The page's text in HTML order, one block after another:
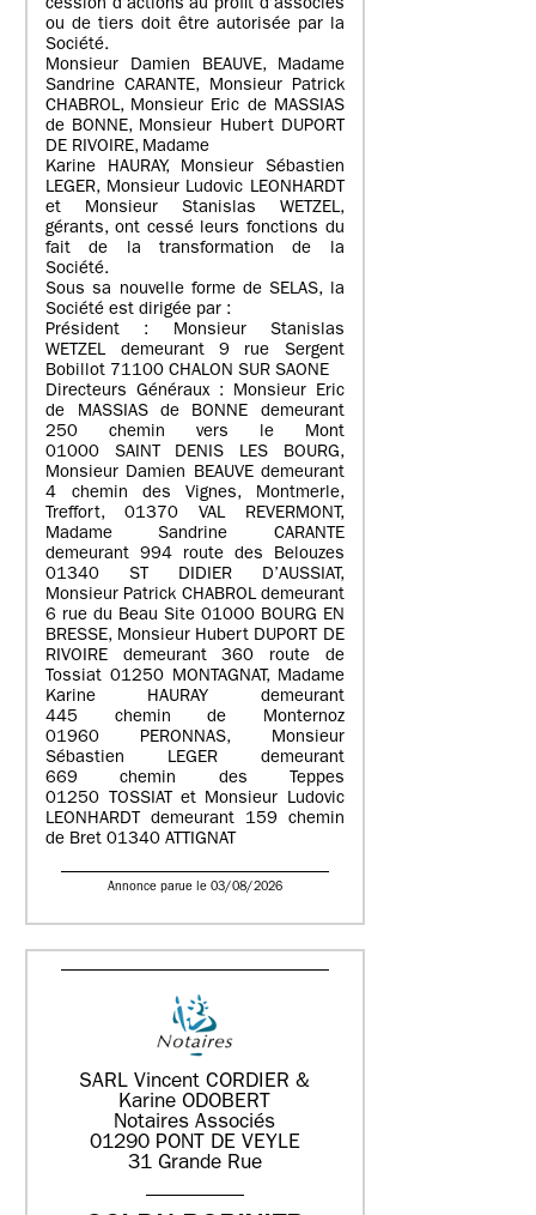
cession d’actions au profit d’associés
ou de tiers doit être autorisée par la
Société.
Monsieur Damien BEAUVE, Madame
Sandrine CARANTE, Monsieur Patrick
CHABROL, Monsieur Eric de MASSIAS
de BONNE, Monsieur Hubert DUPORT
DE RIVOIRE, Madame
Karine HAURAY, Monsieur Sébastien
LEGER, Monsieur Ludovic LEONHARDT
et Monsieur Stanislas WETZEL,
gérants, ont cessé leurs fonctions du
fait de la transformation de la
Société.
Sous sa nouvelle forme de SELAS, la
Société est dirigée par :
Président : Monsieur Stanislas
WETZEL demeurant 9 rue Sergent
Bobillot 71100 CHALON SUR SAONE
Directeurs Généraux : Monsieur Eric
de MASSIAS de BONNE demeurant
250 chemin vers le Mont
01000 SAINT DENIS LES BOURG,
Monsieur Damien BEAUVE demeurant
4 chemin des Vignes, Montmerle,
Treffort, 01370 VAL REVERMONT,
Madame Sandrine CARANTE
demeurant 994 route des Belouzes
01340 ST DIDIER D’AUSSIAT,
Monsieur Patrick CHABROL demeurant
6 rue du Beau Site 01000 BOURG EN
BRESSE, Monsieur Hubert DUPORT DE
RIVOIRE demeurant 360 route de
Tossiat 01250 MONTAGNAT, Madame
Karine HAURAY demeurant
445 chemin de Monternoz
01960 PERONNAS, Monsieur
Sébastien LEGER demeurant
669 chemin des Teppes
01250 TOSSIAT et Monsieur Ludovic
LEONHARDT demeurant 159 chemin
de Bret 01340 ATTIGNAT
Annonce parue le 03/08/2026
SARL Vincent CORDIER &
Karine ODOBERT
Notaires Associés
01290 PONT DE VEYLE
31 Grande Rue